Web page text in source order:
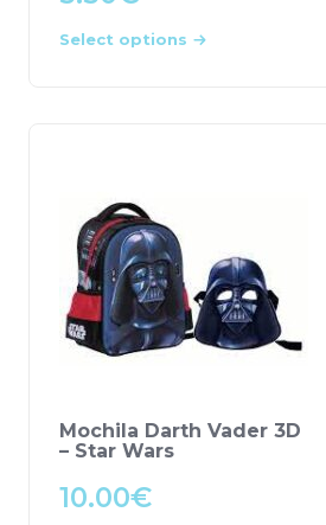
Select options
Mochila Darth Vader 3D
– Star Wars
10.00€